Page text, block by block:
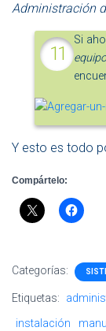
Administración
Si
Y esto es todo
Compártelo:
Categorías:
Etiquetas:
instalación